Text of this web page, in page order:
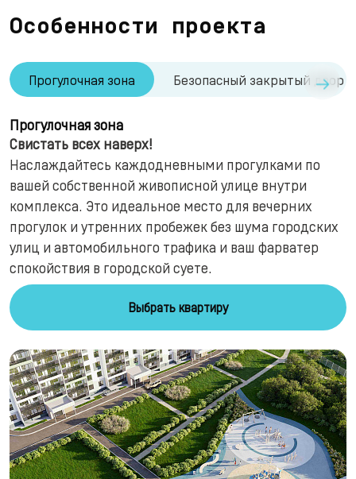
Особенности проекта
Прогулочная зона Безопасный закрытый двор
→
Прогулочная зона
Свистать всех наверх!
Наслаждайтесь каждодневными прогулками по
вашей собственной живописной улице внутри
комплекса. Это идеальное место для вечерних
прогулок и утренних пробежек без шума городских
улиц и автомобильного трафика и ваш фарватер
спокойствия в городской суете.
Выбрать квартиру